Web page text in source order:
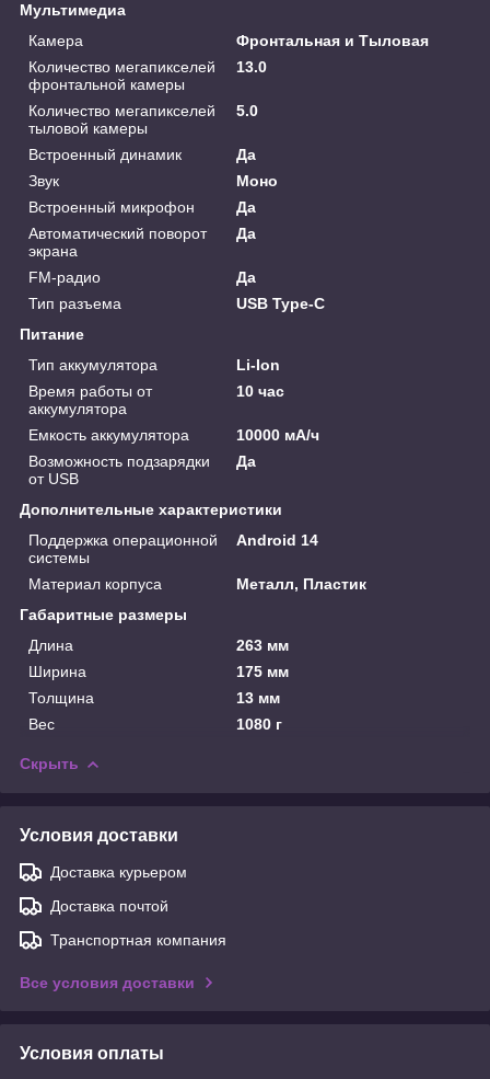
Мультимедиа
Камера
Фронтальная и Тыловая
Количество мегапикселей
фронтальной камеры
13.0
Количество мегапикселей
тыловой камеры
5.0
Встроенный динамик
Да
Звук
Моно
Встроенный микрофон
Да
Автоматический поворот
экрана
Да
FM-радио
Да
Тип разъема
USB Type-C
Питание
Тип аккумулятора
Li-Ion
Время работы от
аккумулятора
10 час
Емкость аккумулятора
10000 мА/ч
Возможность подзарядки
от USB
Да
Дополнительные характеристики
Поддержка операционной
системы
Android 14
Материал корпуса
Металл, Пластик
Габаритные размеры
Длина
263 мм
Ширина
175 мм
Толщина
13 мм
Вес
1080 г
Скрыть
Условия доставки
Доставка курьером
Доставка почтой
Транспортная компания
Все условия доставки
Условия оплаты